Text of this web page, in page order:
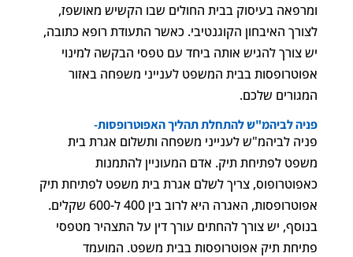
ומרפאה בעיסוק בבית החולים שבו הקשיש מאושפז,
לצורך האיבחון הקוגנטיבי. כאשר התעודת רופא כתובה,
יש צורך להגיש אותה ביחד עם טפסי הבקשה למינוי
אפוטרופסות בבית המשפט לענייני משפחה באזור
המגורים שלכם.
פניה לביהמ"ש להתחלת תהליך האפוטרופסות-
פניה לביהמ"ש לענייני משפחה ותשלום אגרת בית
משפט לפתיחת תיק. אדם המעוניין להתמנות
כאפוטרופוס, צריך לשלם אגרת בית משפט לפתיחת תיק
אפוטרופסות, האגרה היא לרוב בין 400 ל-600 שקלים.
בנוסף, יש צורך להחתים עורך דין על התצהיר מטפסי
פתיחת תיק אפוטרופסות בבית משפט. המועמד